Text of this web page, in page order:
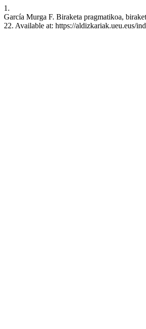
1.
García Murga F. Biraketa pragmatikoa,
22. Available at: https://aldizkariak.ueu.eus/